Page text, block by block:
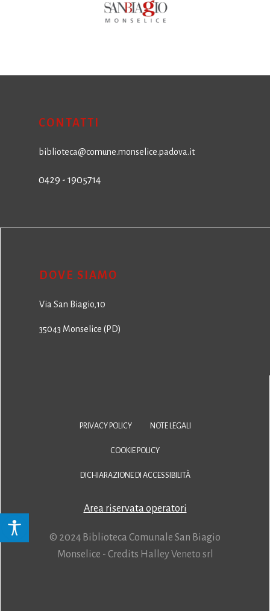
CONTATTI
biblioteca@comune.monselice.padova.it
0429 - 1905714
DOVE SIAMO
Via San Biagio,10
35043 Monselice (PD)
PRIVACY POLICY NOTE LEGALI
COOKIE POLICY
DICHIARAZIONE DI ACCESSIBILITÀ
Area riservata operatori
© 2024 Biblioteca Comunale San Biagio
Monselice - Credits Halley Veneto srl